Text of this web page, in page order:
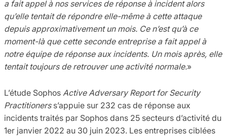
a fait appel à nos services de réponse à incident alors
qu’elle tentait de répondre elle-même à cette attaque
depuis approximativement un mois. Ce n’est qu’à ce
moment-là que cette seconde entreprise a fait appel à
notre équipe de réponse aux incidents. Un mois après, elle
tentait toujours de retrouver une activité normale.»
L’étude Sophos Active Adversary Report for Security
Practitionerss’appuie sur 232 cas de réponse aux
incidents traités par Sophos dans 25 secteurs d’activité du
1er janvier 2022 au 30 juin 2023. Les entreprises ciblées